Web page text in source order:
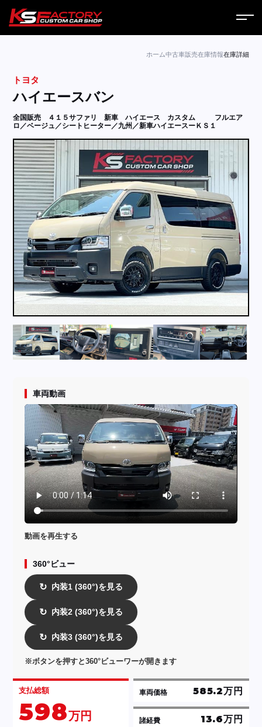
サービス
コラム
ニュース
営業日
お問い合わせ
採用情報
店舗問い合わせ
ホーム中古車販売在庫情報在庫詳細
トヨタ
ハイエースバン
全国販売 ４１５サファリ 新車 ハイエース カスタム
フルエア
ロ／ベージュ／シートヒーター／九州／新車ハイエースーＫＳ１
車両動画
動画を再生する
360°ビュー
↻ 内装1 (360°)を見る
↻ 内装2 (360°)を見る
↻ 内装3 (360°)を見る
※ボタンを押すと360°ビューワーが開きます
支払総額
598万円 諸経費 13.6万円
車両価格 585.2万円